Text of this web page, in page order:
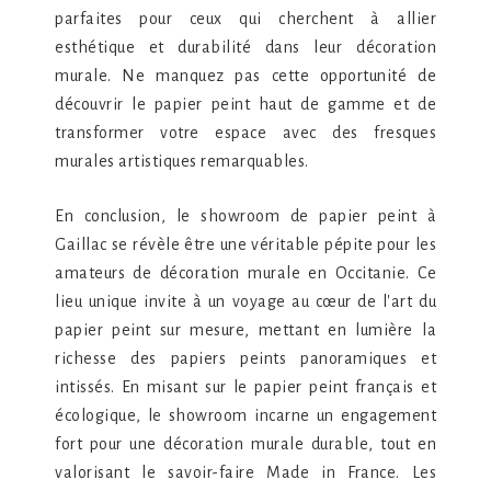
parfaites pour ceux qui cherchent à allier
esthétique et durabilité dans leur décoration
murale. Ne manquez pas cette opportunité de
découvrir le papier peint haut de gamme et de
transformer votre espace avec des fresques
murales artistiques remarquables.
En conclusion, le showroom de papier peint à
Gaillac se révèle être une véritable pépite pour les
amateurs de décoration murale en Occitanie. Ce
lieu unique invite à un voyage au cœur de l'art du
papier peint sur mesure, mettant en lumière la
richesse des papiers peints panoramiques et
intissés. En misant sur le papier peint français et
écologique, le showroom incarne un engagement
fort pour une décoration murale durable, tout en
valorisant le savoir-faire Made in France. Les